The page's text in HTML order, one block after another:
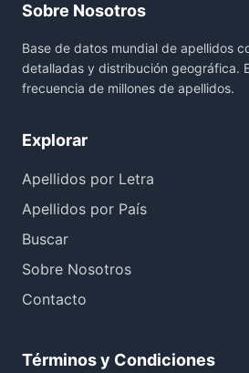
Sobre Nosotros
Base de datos mundial de apellidos
detalladas y distribución geográfica.
frecuencia de millones de apellidos.
Explorar
Apellidos por Letra
Apellidos por País
Buscar
Sobre Nosotros
Contacto
Términos y Condiciones